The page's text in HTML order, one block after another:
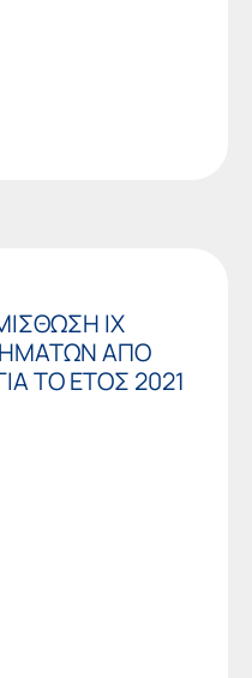
ΙΧ
ΑΠΟ
ΤΟ ΕΤΟΣ 2021